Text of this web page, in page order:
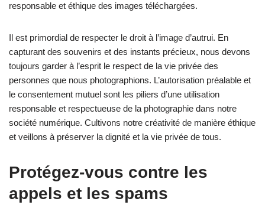
responsable et éthique des images téléchargées.
Il est primordial de respecter le droit à l’image d’autrui. En
capturant des souvenirs et des instants précieux, nous devons
toujours garder à l’esprit le respect de la vie privée des
personnes que nous photographions. L’autorisation préalable et
le consentement mutuel sont les piliers d’une utilisation
responsable et respectueuse de la photographie dans notre
société numérique. Cultivons notre créativité de manière éthique
et veillons à préserver la dignité et la vie privée de tous.
Protégez-vous contre les
appels et les spams